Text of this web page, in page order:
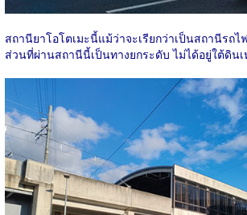
สถานียาโอโตเมะนี้แม้ว่าจะเรียกว่าเป็นสถานีรถ
ส่วนที่ผ่านสถานีนี้เป็นทางยกระดับ ไม่ได้อยู่ใต้ดิน